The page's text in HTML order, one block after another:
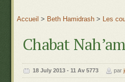
Accueil > Beth Hamidrash > Les
Chabat
‍‍18 July 2013 - 11 Av 5773 par